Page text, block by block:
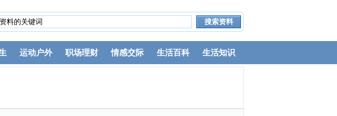
运动户外 职场理财 情感交际 生活百科 生活知识